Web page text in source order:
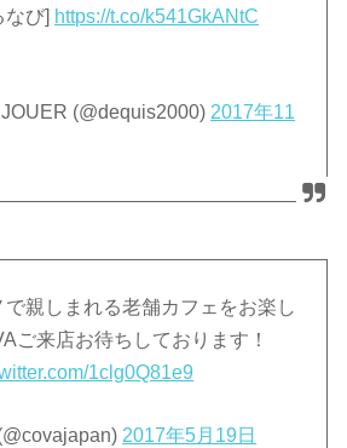
び] https://t.co/k541GkANtC
(@dequis2000) 2017年11
親しまれる老舗カフェをお楽し
ご来店お待ちしております！
1clg0Q81e9
2017年5月19日